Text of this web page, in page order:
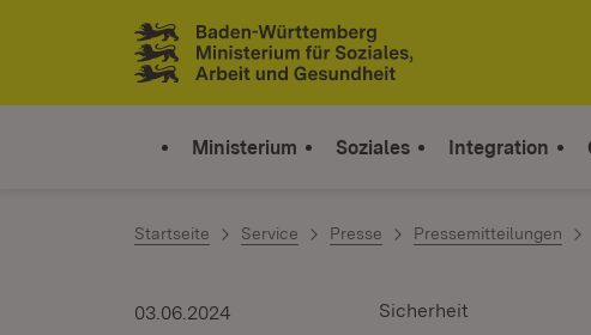
Zum Inhalt springen
Link zur Startseite
Ministerium Soziales Integration
Startseite Service Presse Pressemitteilungen
Sicherheit
03.06.2024